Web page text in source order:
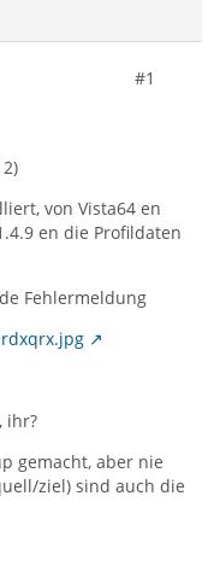
#1
von Vista64 en
en die Profildaten
Fehlermeldung
ihr?
gemacht, aber nie
ziel) sind auch die